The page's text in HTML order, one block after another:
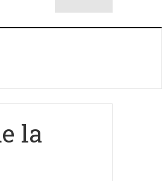
la